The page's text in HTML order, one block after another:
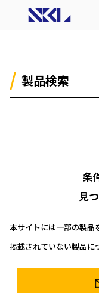
製品検索
条
見
本サイトには一部の製品
掲載されていない製品に